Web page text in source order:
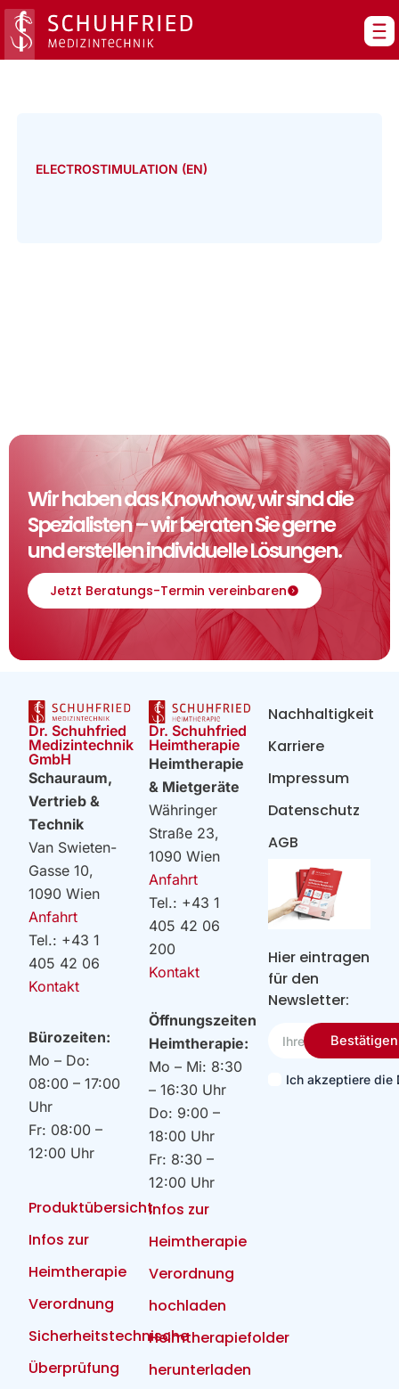
Zum
Inhalt
springen
ELECTROSTIMULATION (EN)
Wir haben das Knowhow, wir sind die
Spezialisten – wir beraten Sie gerne
und erstellen individuelle Lösungen.
Jetzt Beratungs-Termin vereinbaren
Dr. Schuhfried
Medizintechnik
GmbH
Schauraum,
Vertrieb &
Technik
Van Swieten-
Gasse 10,
1090 Wien
Anfahrt
Tel.: +43 1
405 42 06
Kontakt
Bürozeiten:
Mo – Do:
08:00 – 17:00
Uhr
Fr: 08:00 –
12:00 Uhr
Produktübersicht
Infos zur
Heimtherapie
Verordnung
Sicherheitstechnische
Überprüfung
Dr. Schuhfried
Heimtherapie
Heimtherapie
& Mietgeräte
Währinger
Straße 23,
1090 Wien
Anfahrt
Tel.: +43 1
405 42 06
200
Kontakt
Öffnungszeiten
Heimtherapie:
Mo – Mi: 8:30
– 16:30 Uhr
Do: 9:00 –
18:00 Uhr
Fr: 8:30 –
12:00 Uhr
Infos zur
Heimtherapie
Verordnung
hochladen
Heimtherapiefolder
herunterladen
Hier eintragen
für den
Newsletter:
Email
Ich akzeptiere die
Bestätigen
Nachhaltigkeit
Karriere
Impressum
Datenschutz
AGB